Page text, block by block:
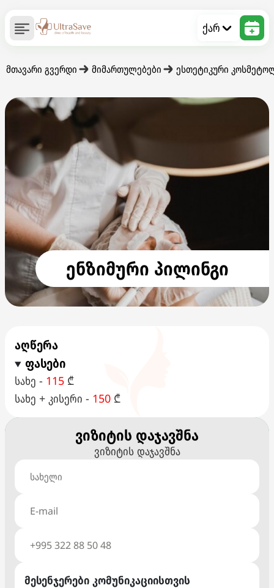
ქარ
მთავარი გვერდი მიმართულებები ესთეტიკური
ენზიმური პილინგი
აღწერა
ფასები
სახე - 115 ₾
სახე + კისერი - 150 ₾
ვიზიტის დაჯავშნა
ვიზიტის დაჯავშნა
მესენჯერები კომუნიკაციისთვის